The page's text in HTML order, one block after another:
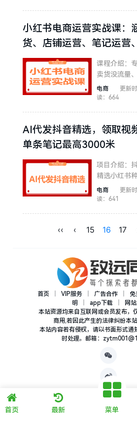
识，但不知
么真正用起
说白了...
小红书电商运营实战课：
货、店铺运营、笔记运营
课程介绍：
卖货没流量、
会开播的痛
注册店铺到直
机/电脑开播
程拆解、爆款
题文...
电商 更新时
读：664
AI代发抖音精选，领取视
单条笔记最高3000米
项目介绍：
精选小红书种
推广项目，
视频能赚几块
具体内容就领
电商 更新时
读：641
‹‹ ‹ 15 16 17
首页 ｜VIP服务 广告合作 ｜免
明
｜app下载
网
本站资源均来自互联网或会员发布，
商用,若因此产生的法律纠纷本站
本站内容若有侵权，请以书面形式通
时处理。邮箱：
首页 最新 菜单